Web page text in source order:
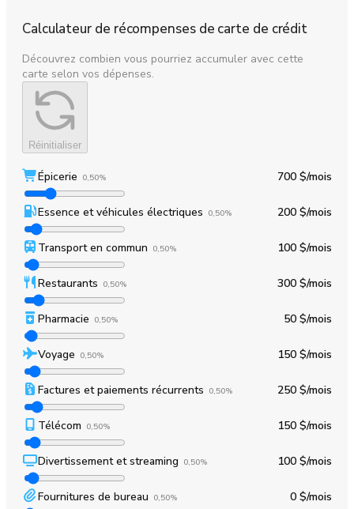
Calculateur de récompenses de carte de crédit
Découvrez combien vous pourriez accumuler avec cette
carte selon vos dépenses.
Réinitialiser
Épicerie 0,50% 700 $/mois
Essence et véhicules électriques 0,50% 200 $/mois
Transport en commun 0,50% 100 $/mois
Restaurants 0,50% 300 $/mois
Pharmacie 0,50% 50 $/mois
Voyage 0,50% 150 $/mois
Factures et paiements récurrents 0,50% 250 $/mois
Télécom 0,50% 150 $/mois
Divertissement et streaming 0,50% 100 $/mois
Fournitures de bureau 0,50% 0 $/mois